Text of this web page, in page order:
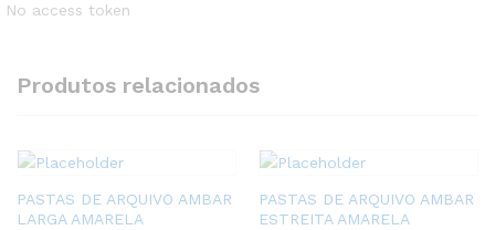
No access token
Produtos relacionados
PASTAS DE ARQUIVO AMBAR
LARGA AMARELA
PASTAS DE ARQUIVO AMBAR
ESTREITA AMARELA